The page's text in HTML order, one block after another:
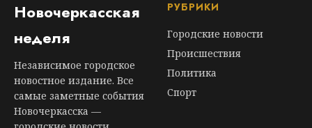
Новочеркасская
неделя
Независимое городское
новостное издание. Все
самые заметные события
Новочеркасска —
РУБРИКИ
Городские новости
Происшествия
Политика
Спорт